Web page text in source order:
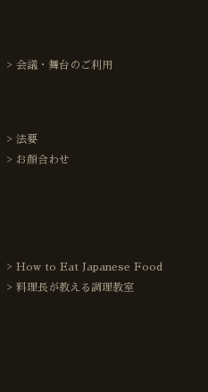
会議・舞台のご利用
法要
お顔合わせ
How to Eat Japanese Food
料理長が教える調理教室